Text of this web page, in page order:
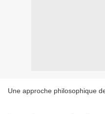
Une approche philosophique